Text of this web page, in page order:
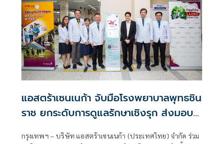
แอสตร้าเซนเนก้า จับมือโรงพยาบาลพุทธชิน
ราช ยกระดับการดูแลรักษาเชิงรุก ส่งมอบ
กรุงเทพฯ – บริษัท แอสตร้าเซนเนก้า (ประเทศไทย) จำกัด ร่วม